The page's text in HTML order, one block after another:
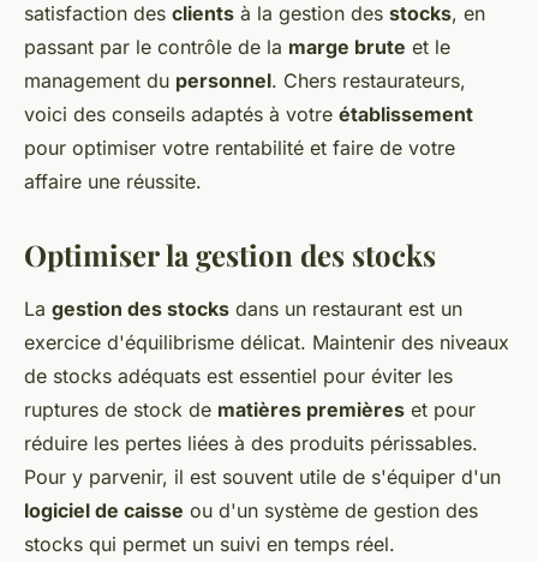
satisfaction des clients à la gestion des stocks, en
passant par le contrôle de la marge brute et le
management du personnel. Chers restaurateurs,
voici des conseils adaptés à votre établissement
pour optimiser votre rentabilité et faire de votre
affaire une réussite.
Optimiser la gestion des stocks
La gestion des stocks dans un restaurant est un
exercice d'équilibrisme délicat. Maintenir des niveaux
de stocks adéquats est essentiel pour éviter les
ruptures de stock de matières premières et pour
réduire les pertes liées à des produits périssables.
Pour y parvenir, il est souvent utile de s'équiper d'un
logiciel de caisse ou d'un système de gestion des
stocks qui permet un suivi en temps réel.